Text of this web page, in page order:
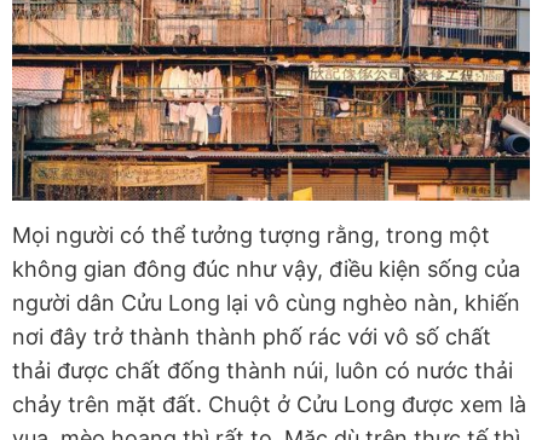
Mọi người có thể tưởng tượng rằng, trong một
không gian đông đúc như vậy, điều kiện sống của
người dân Cửu Long lại vô cùng nghèo nàn, khiến
nơi đây trở thành thành phố rác với vô số chất
thải được chất đống thành núi, luôn có nước thải
chảy trên mặt đất. Chuột ở Cửu Long được xem là